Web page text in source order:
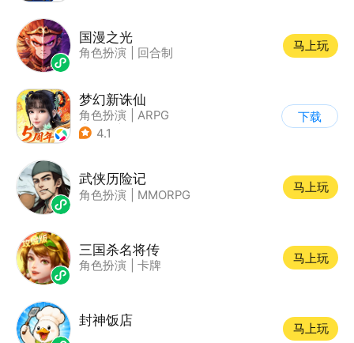
国漫之光
角色扮演 回合制
马上玩
梦幻新诛仙
角色扮演
ARPG
| 仙侠
4.1
下载
武侠历险记
角色扮演 MMORPG
马上玩
三国杀名将传
角色扮演 卡牌
马上玩
封神饭店
马上玩